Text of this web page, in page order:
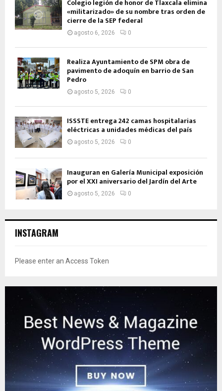
Colegio legión de honor de Tlaxcala elimina
«militarizado» de su nombre tras orden de
cierre de la SEP federal
agosto 6, 2026 0
Realiza Ayuntamiento de SPM obra de
pavimento de adoquín en barrio de San
Pedro
agosto 5, 2026 0
ISSSTE entrega 242 camas hospitalarias
eléctricas a unidades médicas del país
agosto 5, 2026 0
Inauguran en Galería Municipal exposición
por el XXI aniversario del Jardín del Arte
agosto 5, 2026 0
INSTAGRAM
Please enter an Access Token